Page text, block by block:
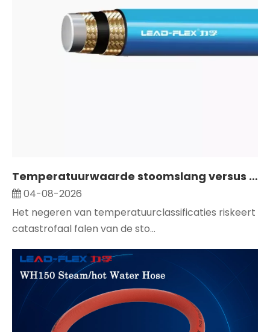
Temperatuurwaarde stoomslang versus drukwaarde: wat industriële kopers moeten weten
04-08-2026
Het negeren van temperatuurclassificaties riskeert
catastrofaal falen van de sto...